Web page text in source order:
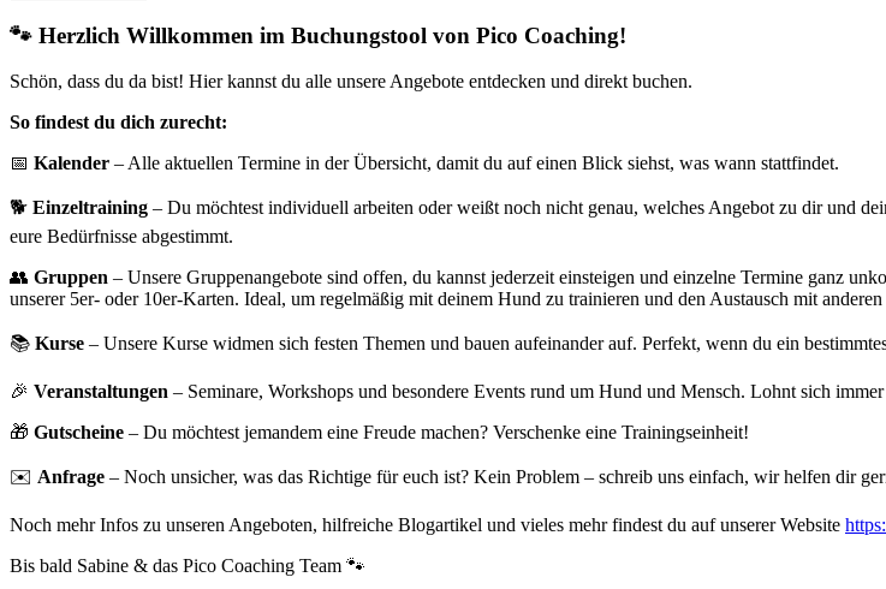
🐾 Herzlich Willkommen im Buchungstool von Pico Coaching!
Schön, dass du da bist! Hier kannst du alle unsere Angebote entdecken und direkt buchen.
So findest du dich zurecht:
📅 Kalender – Alle aktuellen Termine in der Übersicht, damit du auf einen Blick siehst, was wann stattfindet.
🐕 Einzeltraining – Du möchtest individuell arbeiten oder weißt noch nicht genau, welches Angebot zu dir und
eure Bedürfnisse abgestimmt.
👥 Gruppen – Unsere Gruppenangebote sind offen, du kannst jederzeit einsteigen und einzelne Termine ganz
unserer 5er- oder 10er-Karten. Ideal, um regelmäßig mit deinem Hund zu trainieren und den Austausch mit anderen
📚 Kurse – Unsere Kurse widmen sich festen Themen und bauen aufeinander auf. Perfekt, wenn du ein
🎉 Veranstaltungen – Seminare, Workshops und besondere Events rund um Hund und Mensch. Lohnt sich
🎁 Gutscheine – Du möchtest jemandem eine Freude machen? Verschenke eine Trainingseinheit!
✉️ Anfrage – Noch unsicher, was das Richtige für euch ist? Kein Problem – schreib uns einfach, wir helfen dir
Noch mehr Infos zu unseren Angeboten, hilfreiche Blogartikel und vieles mehr findest du auf unserer Website
Bis bald Sabine & das Pico Coaching Team 🐾